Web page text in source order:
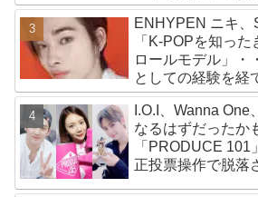
かわいすぎる２人
ENHYPEN ニキ
「K-POPを知っ
ロールモデル」・
としての経験を経
京ドームに帰還し
I.O.I、Wanna One
なるはずだったか
「PRODUCE 101
正投票操作で脱落